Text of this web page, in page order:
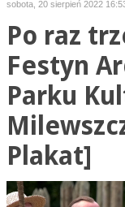
sobota, 20 sierpień 2022
Po raz
Festyn
Parku
Plakat]